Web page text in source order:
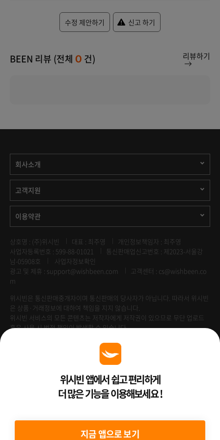
수정 제안하기 신고 하기
BEEN 리뷰 (전체 0 건) 리뷰하기
회사소개
고객지원
이용약관
상호명 : (주)위시빈 대표 : 최주영
개인정보책임자 : 최주영
사업자등록번호 : 599-88-01021
통신판매업신고번호 : 제2023-서울강
남-05908호
사업자정보확인
광고 및 제휴 : support@wishbeen.com
고객센터 : cs@wishbeen.co
m
위시빈은 통신판매중개자이며 통신판매의 당사자가 아닙니다. 따라서 위시빈
은 상품·거래정보에 대하여 책임을 지지 않습니다.
위시빈 서비스의 모든 콘텐츠는 저작자에게 저작권이 있으므로 무단 업로드
혹은 사용 시 법적 책임이 발생할 수 있습니다.
Venture Enterprise위시빈 앱에서 쉽고 편리하게
더 많은 기능을 이용해보세요 !
지금 앱으로 보기